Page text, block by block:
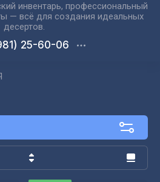
инвентарь, профессиональный
— всё для создания идеальных
десертов.
25-60-06